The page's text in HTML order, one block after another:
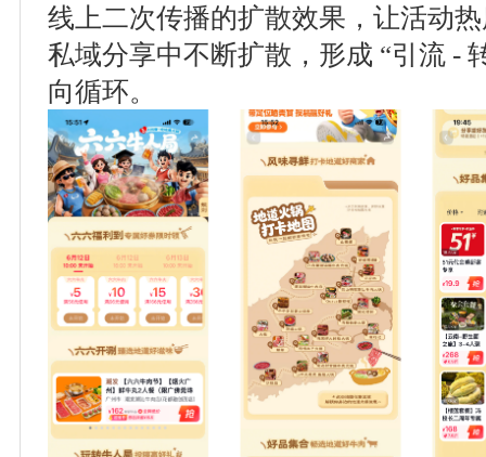
线上二次传播的扩散效果，让活动
私域分享中不断扩散，形成 “引流 -
向循环。